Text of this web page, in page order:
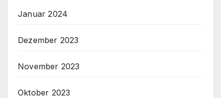
Januar 2024
Dezember 2023
November 2023
Oktober 2023